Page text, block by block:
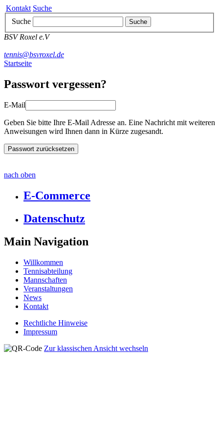
Kontakt Suche
Suche
Suche
BSV Roxel e.V
tennis@bsvroxel.de
Startseite
Passwort vergessen?
E-Mail
Geben Sie bitte Ihre E-Mail Adresse an. Eine Nachricht mit weiteren
Anweisungen wird Ihnen dann in Kürze zugesandt.
nach oben
E-Commerce
Datenschutz
Main Navigation
Willkommen
Tennisabteilung
Mannschaften
Veranstaltungen
News
Kontakt
Rechtliche Hinweise
Impressum
Zur klassischen Ansicht wechseln